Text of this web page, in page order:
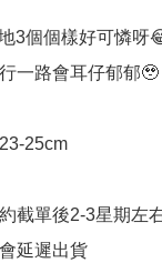
3個個樣好可憐呀
一路會耳仔郁郁🥹
25cm
截單後2-3星期左
延遲出貨